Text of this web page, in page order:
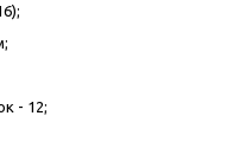
- 12;